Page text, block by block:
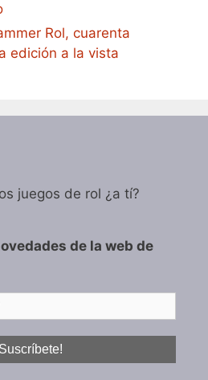
Rol, cuarenta
edición a la vista
juegos de rol ¿a tí?
de la web de